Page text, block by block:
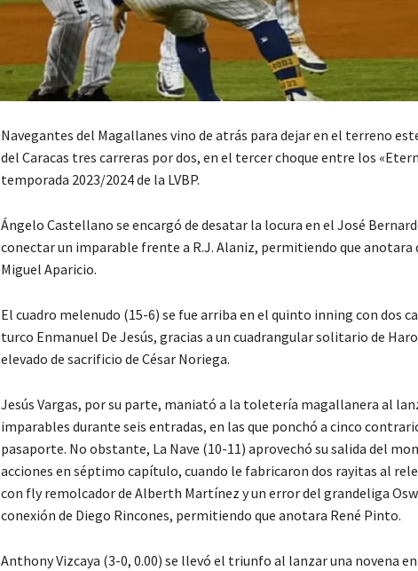
Navegantes del Magallanes vino de atrás para dejar en el terreno
del Caracas tres carreras por dos, en el tercer choque entre los
temporada 2023/2024 de la LVBP.
Ángelo Castellano se encargó de desatar la locura en el José
conectar un imparable frente a R.J. Alaniz, permitiendo que anotara
Miguel Aparicio.
El cuadro melenudo (15-6) se fue arriba en el quinto inning con dos
turco Enmanuel De Jesús, gracias a un cuadrangular solitario de
elevado de sacrificio de César Noriega.
Jesús Vargas, por su parte, maniató a la toletería magallanera al
imparables durante seis entradas, en las que ponchó a cinco
pasaporte. No obstante, La Nave (10-11) aprovechó su salida del
acciones en séptimo capítulo, cuando le fabricaron dos rayitas al
con fly remolcador de Alberth Martínez y un error del grandeliga
conexión de Diego Rincones, permitiendo que anotara René Pinto.
Anthony Vizcaya (3-0, 0.00) se llevó el triunfo al lanzar una novena